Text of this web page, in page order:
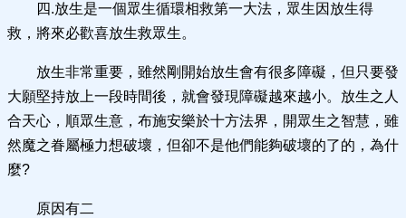
四.放生是一個眾生循環相救第一大法，眾生因放生得
救，將來必歡喜放生救眾生。
放生非常重要，雖然剛開始放生會有很多障礙，但只要發
大願堅持放上一段時間後，就會發現障礙越來越小。放生之人
合天心，順眾生意，布施安樂於十方法界，開眾生之智慧，雖
然魔之眷屬極力想破壞，但卻不是他們能夠破壞的了的，為什
麼?
原因有二